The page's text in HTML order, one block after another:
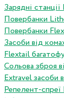
Зарядні
Повербанки
Повербанки
Засоби від
Flextail
Сольова зброя
Extravel засоби
Репелент-